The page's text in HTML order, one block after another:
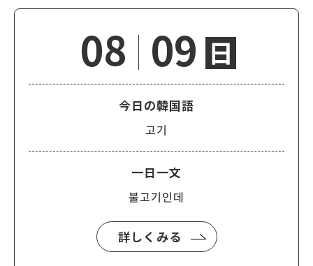
08 09 日
今日の韓国語
고기
一日一文
불고기인데
詳しくみる